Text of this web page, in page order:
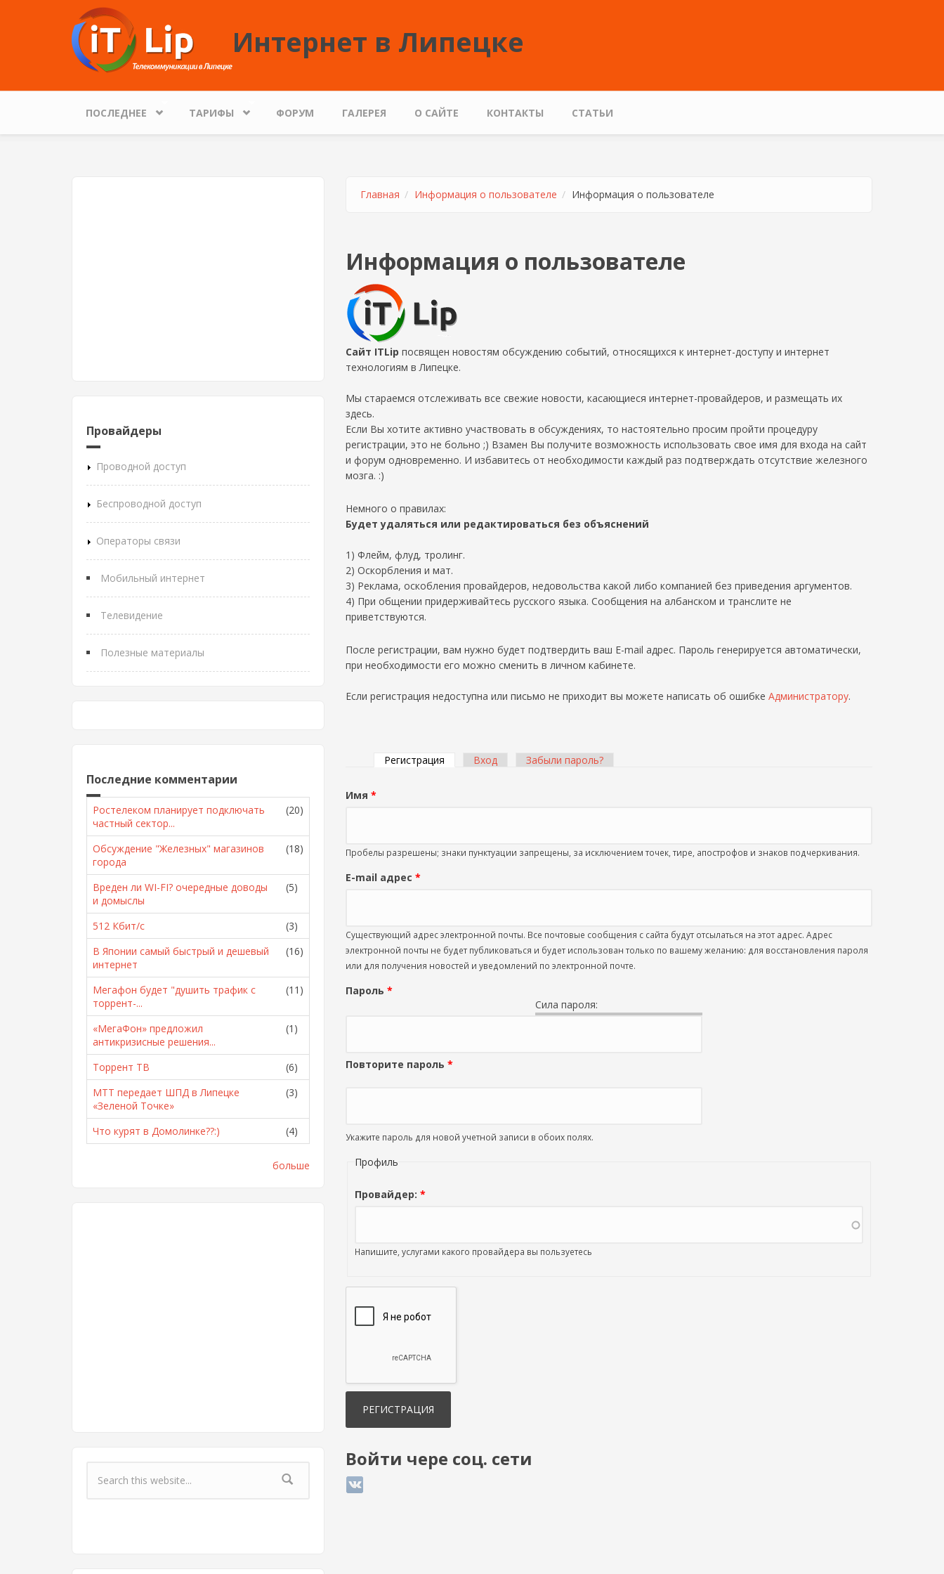
Перейти к основному содержанию
Интернет в Липецке
ПОСЛЕДНЕЕ ТАРИФЫ ФОРУМ ГАЛЕРЕЯ О САЙТЕ КОНТАКТЫ СТАТЬИ
Провайдеры
Проводной доступ
Беспроводной доступ
Операторы связи
Мобильный интернет
Телевидение
Полезные материалы
Последние комментарии
Ростелеком планирует подключать
частный сектор...
(20)
Обсуждение "Железных" магазинов
города
(18)
Вреден ли WI-FI? очередные доводы
и домыслы
(5)
512 Кбит/с
(3)
В Японии самый быстрый и дешевый
интернет
(16)
Мегафон будет "душить трафик с
торрент-...
(11)
«МегаФон» предложил
антикризисные решения...
(1)
Торрент ТВ
(6)
МТТ передает ШПД в Липецке
«Зеленой Точке»
(3)
Что курят в Домолинке??:) (4)
больше
Форма поиска
Главная Информация о пользователе Информация о пользователе
Информация о пользователе
Сайт ITLip посвящен новостям обсуждению событий, относящихся к интернет-доступу и интернет
технологиям в Липецке.
Мы стараемся отслеживать все свежие новости, касающиеся интернет-провайдеров, и размещать их
здесь.
Если Вы хотите активно участвовать в обсуждениях, то настоятельно просим пройти процедуру
регистрации, это не больно ;) Взамен Вы получите возможность использовать свое имя для входа на сайт
и форум одновременно. И избавитесь от необходимости каждый раз подтверждать отсутствие железного
мозга. :)
Немного о правилах:
Будет удаляться или редактироваться без объяснений
1) Флейм, флуд, тролинг.
2) Оскорбления и мат.
3) Реклама, оскобления провайдеров, недовольства какой либо компанией без приведения аргументов.
4) При общении придерживайтесь русского языка. Сообщения на албанском и транслите не
приветствуются.
После регистрации, вам нужно будет подтвердить ваш E-mail адрес. Пароль генерируется автоматически,
при необходимости его можно сменить в личном кабинете.
Если регистрация недоступна или письмо не приходит вы можете написать об ошибке Администратору.
Регистрация (активная вкладка)
Вход Забыли пароль?
Имя *
Пробелы разрешены; знаки пунктуации запрещены, за исключением точек, тире, апострофов и знаков подчеркивания.
E-mail адрес *
Существующий адрес электронной почты. Все почтовые сообщения с сайта будут отсылаться на этот адрес. Адрес
электронной почты не будет публиковаться и будет использован только по вашему желанию: для восстановления пароля
или для получения новостей и уведомлений по электронной почте.
Сила пароля:
Пароль *
Повторите пароль *
Укажите пароль для новой учетной записи в обоих полях.
Профиль
Провайдер: *
Напишите, услугами какого провайдера вы пользуетесь
Войти чере соц. сети
Login with ВКонтакте